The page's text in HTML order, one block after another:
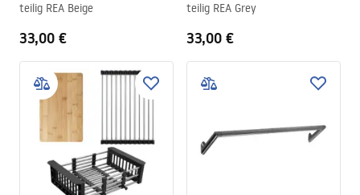
teilig REA Beige
33,00 €
teilig REA Grey
33,00 €